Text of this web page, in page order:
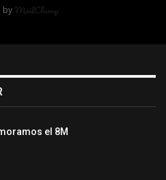
by
el 8M